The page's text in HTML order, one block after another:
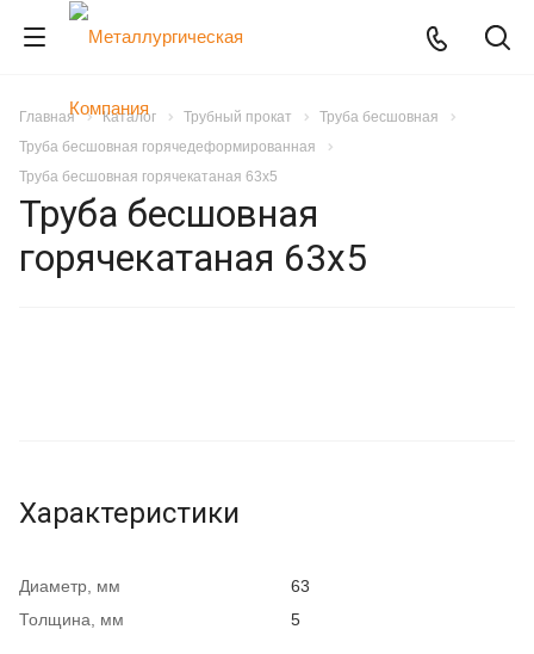
Главная Каталог Трубный прокат
Труба бесшовная
Труба бесшовная горячедеформированная
Труба бесшовная горячекатаная 63х5
Труба бесшовная
горячекатаная 63х5
Характеристики
Диаметр, мм
63
Толщина, мм
5